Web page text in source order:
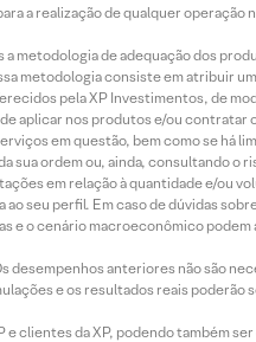
a realização de qualquer operação
metodologia de adequação dos
metodologia consiste em atribuir
pela XP Investimentos, de
aplicar nos produtos e/ou contratar
em questão, bem como se há
sua ordem ou, ainda, consultando o
em relação à quantidade e/ou
seu perfil. Em caso de dúvidas
e o cenário macroeconômico podem
desempenhos anteriores não são
e os resultados reais poderão
clientes da XP, podendo também